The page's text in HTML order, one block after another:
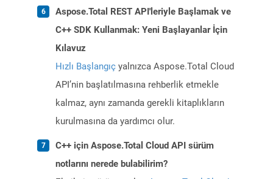
Aspose.Total REST API'leriyle Başlamak ve
C++ SDK Kullanmak: Yeni Başlayanlar İçin
Kılavuz
Hızlı Başlangıç yalnızca Aspose.Total Cloud
API’nin başlatılmasına rehberlik etmekle
kalmaz, aynı zamanda gerekli kitaplıkların
kurulmasına da yardımcı olur.
C++ için Aspose.Total Cloud API sürüm
notlarını nerede bulabilirim?